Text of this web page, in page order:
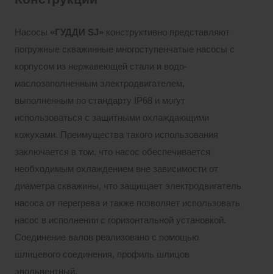
Насосы «ГУДДИ SJ» конструктивно представляют
погружные скважинные многоступенчатые насосы с
корпусом из нержавеющей стали и водо-
маслозаполненным электродвигателем,
выполненным по стандарту IP68 и могут
использоваться с защитными охлаждающими
кожухами. Преимущества такого использования
заключается в том, что насос обеспечивается
необходимым охлаждением вне зависимости от
диаметра скважины, что защищает электродвигатель
насоса от перегрева и также позволяет использовать
насос в исполнении с горизонтальной установкой.
Соединение валов реализовано с помощью
шлицевого соединения, профиль шлицов
эвольвентный.